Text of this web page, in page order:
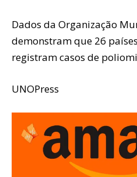
Dados da Organização
demonstram que 26
registram casos de
UNOPress